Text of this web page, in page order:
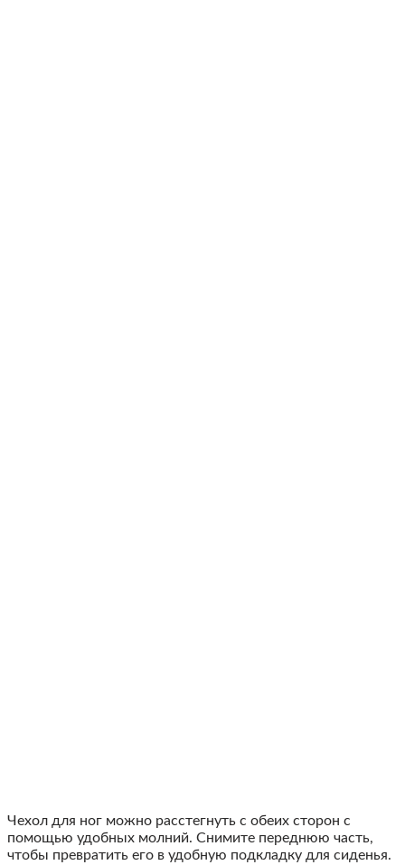
Чехол для ног можно расстегнуть с обеих сторон с
помощью удобных молний. Снимите переднюю часть,
чтобы превратить его в удобную подкладку для сиденья.